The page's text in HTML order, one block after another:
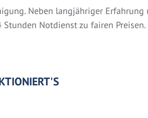
Neben langjähriger
Notdienst zu fairen Preisen.